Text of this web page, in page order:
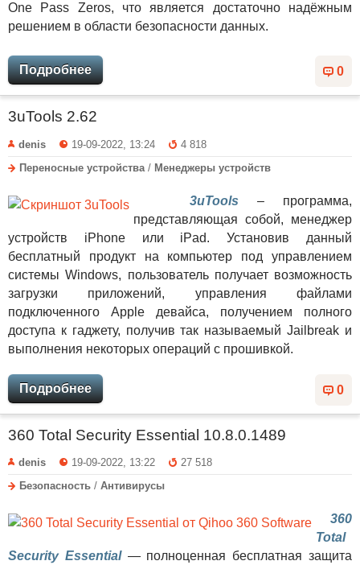
One Pass Zeros, что является достаточно надёжным
решением в области безопасности данных.
0
Подробнее
3uTools 2.62
denis 19-09-2022, 13:24
4 818
Переносные устройства / Менеджеры устройств
3uTools – программа,
представляющая собой, менеджер
устройств iPhone или iPad. Установив данный
бесплатный продукт на компьютер под управлением
системы Windows, пользователь получает возможность
загрузки приложений, управления файлами
подключенного Apple девайса, получением полного
доступа к гаджету, получив так называемый Jailbreak и
выполнения некоторых операций с прошивкой.
0
Подробнее
360 Total Security Essential 10.8.0.1489
denis 19-09-2022, 13:22
27 518
Безопасность / Антивирусы
360
Total
Security Essential— полноценная бесплатная защита